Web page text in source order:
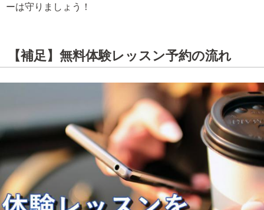
ーは守りましょう！
【補足】無料体験レッスン予約の流れ